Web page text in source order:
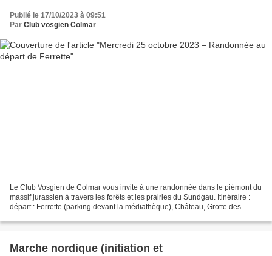
Publié le 17/10/2023 à 09:51
Par Club vosgien Colmar
Le Club Vosgien de Colmar vous invite à une randonnée dans le piémont du
massif jurassien à travers les forêts et les prairies du Sundgau. Itinéraire :
départ : Ferrette (parking devant la médiathèque), Château, Grotte des
Marche nordique (initiation et